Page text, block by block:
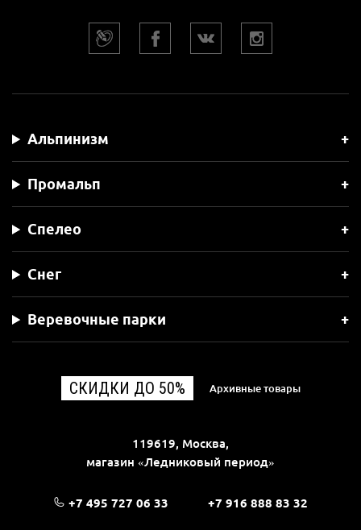
Альпинизм
Промальп
Спелео
Снег
Веревочные парки
СКИДКИ ДО 50% Архивные товары
119619, Москва,
магазин «Ледниковый период»
+7 495 727 06 33 +7 916 888 83 32